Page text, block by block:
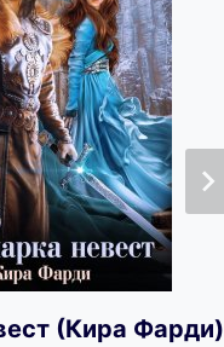
(Кира Фарди)